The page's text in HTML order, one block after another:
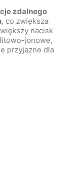
zdalnego
, co zwiększa
nacisk
jonowe,
przyjazne dla